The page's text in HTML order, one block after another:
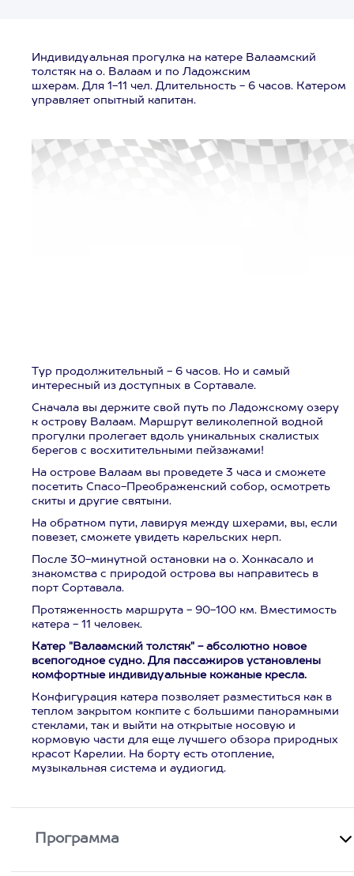
Индивидуальная прогулка на катере Валаамский
толстяк на о. Валаам и по Ладожским
шхерам. Для 1-11 чел. Длительность - 6 часов. Катером
управляет опытный капитан.
Тур продолжительный - 6 часов. Но и самый
интересный из доступных в Сортавале.
Сначала вы держите свой путь по Ладожскому озеру
к острову Валаам. Маршрут великолепной водной
прогулки пролегает вдоль уникальных скалистых
берегов с восхитительными пейзажами!
На острове Валаам вы проведете 3 часа и сможете
посетить Спасо-Преображенский собор, осмотреть
скиты и другие святыни.
На обратном пути, лавируя между шхерами, вы, если
повезет, сможете увидеть карельских нерп.
После 30-минутной остановки на о. Хонкасало и
знакомства с природой острова вы направитесь в
порт Сортавала.
Протяженность маршрута - 90-100 км. Вместимость
катера - 11 человек.
Катер "Валаамский толстяк" - абсолютно новое
всепогодное судно. Для пассажиров установлены
комфортные индивидуальные кожаные кресла.
Конфигурация катера позволяет разместиться как в
теплом закрытом кокпите с большими панорамными
стеклами, так и выйти на открытые носовую и
кормовую части для еще лучшего обзора природных
красот Карелии. На борту есть отопление,
музыкальная система и аудиогид.
Программа